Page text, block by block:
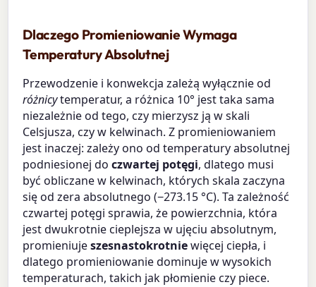
Dlaczego Promieniowanie Wymaga
Temperatury Absolutnej
Przewodzenie i konwekcja zależą wyłącznie od
różnicytemperatur, a różnica 10° jest taka sama
niezależnie od tego, czy mierzysz ją w skali
Celsjusza, czy w kelwinach. Z promieniowaniem
jest inaczej: zależy ono od temperatury absolutnej
podniesionej doczwartej potęgi, dlatego musi
być obliczane w kelwinach, których skala zaczyna
się od zera absolutnego (−273.15 °C). Ta zależność
czwartej potęgi sprawia, że powierzchnia, która
jest dwukrotnie cieplejsza w ujęciu absolutnym,
promieniujeszesnastokrotniewięcej ciepła, i
dlatego promieniowanie dominuje w wysokich
temperaturach, takich jak płomienie czy piece.